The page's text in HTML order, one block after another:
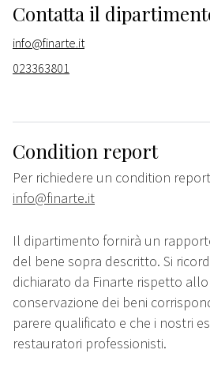
Contatta il
info@finarte.it
023363801
Condition report
Per richiedere un condition
info@finarte.it
Il dipartimento fornirà un
del bene sopra descritto. Si
dichiarato da Finarte rispetto
conservazione dei beni
parere qualificato e che i nostri
restauratori professionisti.